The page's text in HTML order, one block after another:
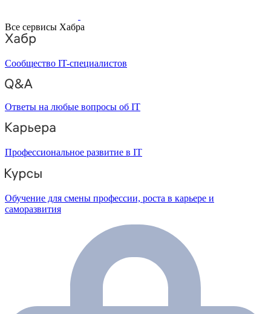
Все сервисы Хабра
Сообщество IT-специалистов
Ответы на любые вопросы об IT
Профессиональное развитие в IT
Обучение для смены профессии, роста в карьере и
саморазвития